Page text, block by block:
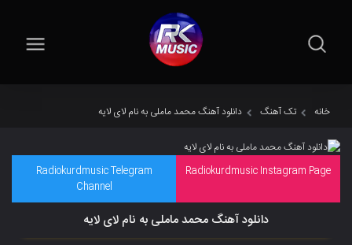
خانه تک آهنگ دانلود آهنگ محمد ماملی به نام لای لایه
Radiokurdmusic Instagram Page
Radiokurdmusic Telegram
Channel
دانلود آهنگ محمد ماملی به نام لای لایه